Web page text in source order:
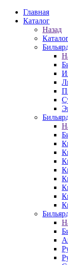
Главная
Каталог
Назад